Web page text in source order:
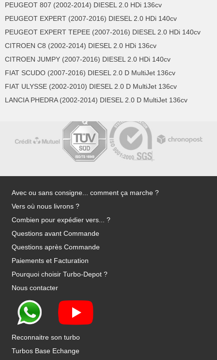
PEUGEOT 807 (2002-2014) DIESEL 2.0 HDi 136cv
PEUGEOT EXPERT (2007-2016) DIESEL 2.0 HDi 140cv
PEUGEOT EXPERT TEPEE (2007-2016) DIESEL 2.0 HDi 140cv
CITROEN C8 (2002-2014) DIESEL 2.0 HDi 136cv
CITROEN JUMPY (2007-2016) DIESEL 2.0 HDi 140cv
FIAT SCUDO (2007-2016) DIESEL 2.0 D MultiJet 136cv
FIAT ULYSSE (2002-2010) DIESEL 2.0 D MultiJet 136cv
LANCIA PHEDRA (2002-2014) DIESEL 2.0 D MultiJet 136cv
Avec ou sans consigne... comment ça marche ?
Vers où nous livrons ?
Combien pour expédier vers... ?
Questions avant Commande
Questions après Commande
Paiements et Facturation
Pourquoi choisir Turbo-Depot ?
Nous contacter
Reconnaitre son turbo
Turbos Base Echange